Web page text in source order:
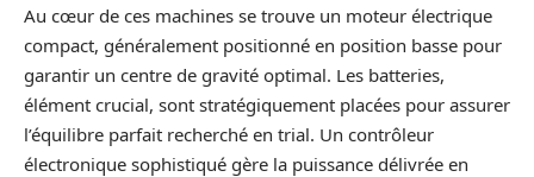
Au cœur de ces machines se trouve un moteur électrique
compact, généralement positionné en position basse pour
garantir un centre de gravité optimal. Les batteries,
élément crucial, sont stratégiquement placées pour assurer
l’équilibre parfait recherché en trial. Un contrôleur
électronique sophistiqué gère la puissance délivrée en